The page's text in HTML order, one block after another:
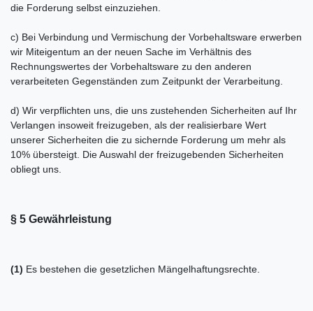
die Forderung selbst einzuziehen.
c) Bei Verbindung und Vermischung der Vorbehaltsware erwerben
wir Miteigentum an der neuen Sache im Verhältnis des
Rechnungswertes der Vorbehaltsware zu den anderen
verarbeiteten Gegenständen zum Zeitpunkt der Verarbeitung.
d) Wir verpflichten uns, die uns zustehenden Sicherheiten auf Ihr
Verlangen insoweit freizugeben, als der realisierbare Wert
unserer Sicherheiten die zu sichernde Forderung um mehr als
10% übersteigt. Die Auswahl der freizugebenden Sicherheiten
obliegt uns.
§ 5 Gewährleistung
(1) Es bestehen die gesetzlichen Mängelhaftungsrechte.